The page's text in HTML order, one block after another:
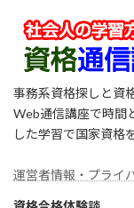
事務系資格探しと資
Web通信講座で時間
した学習で国家資格
運営者情報・プライ